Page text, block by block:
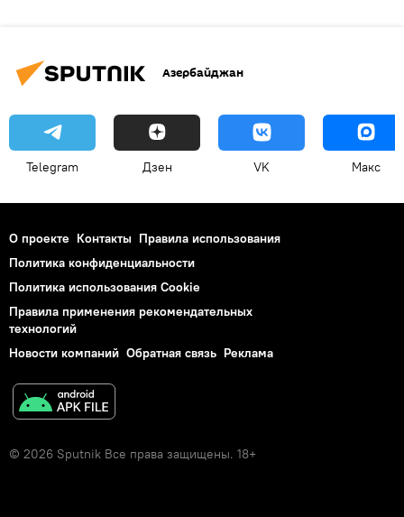
Азербайджан
Telegram Дзен VK Макс
О проекте Контакты Правила использования
Политика конфиденциальности
Политика использования Cookie
Правила применения рекомендательных
технологий
Новости компаний Обратная связь Реклама
© 2026 Sputnik Все права защищены. 18+